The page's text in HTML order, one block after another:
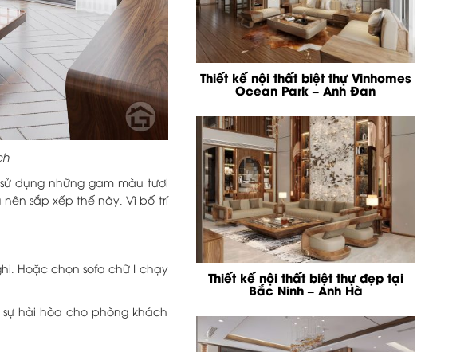
dụng những gam màu tươi
sắp xếp thế này. Vì bố trí
Hoặc chọn sofa chữ I chạy
hài hòa cho phòng khách
Thiết kế nội thất biệt thự Vinhomes
Ocean Park – Anh Đan
Thiết kế nội thất biệt thự đẹp tại
Bắc Ninh – Anh Hà